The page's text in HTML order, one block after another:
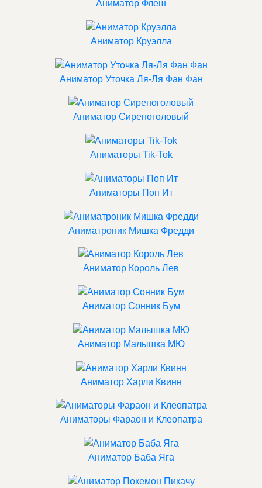
Аниматор Флеш
Аниматор Круэлла
Аниматор Уточка Ля-Ля Фан Фан
Аниматор Сиреноголовый
Аниматоры Tik-Tok
Аниматоры Поп Ит
Аниматроник Мишка Фредди
Аниматор Король Лев
Аниматор Сонник Бум
Аниматор Малышка МЮ
Аниматор Харли Квинн
Аниматоры Фараон и Клеопатра
Аниматор Баба Яга